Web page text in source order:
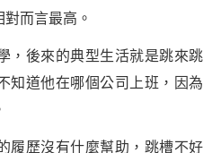
而言最高。
，後來的典型生活就是跳來跳
知道他在哪個公司上班，因為
履歷沒有什麼幫助，跳槽不好